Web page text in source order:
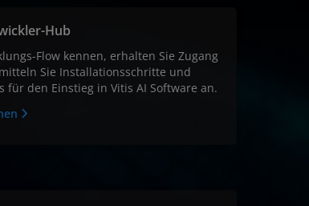
Hub
Flow kennen, erhalten Sie Zugang
Sie Installationsschritte und
für den Einstieg in Vitis AI Software an.